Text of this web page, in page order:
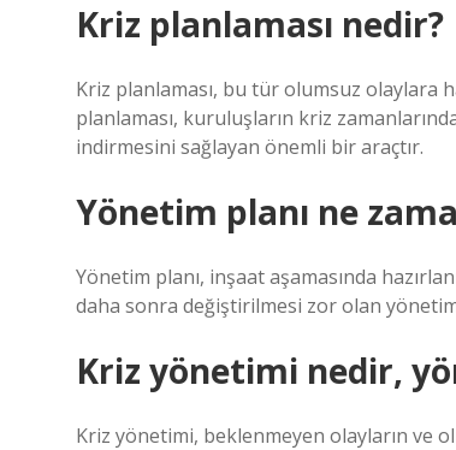
Kriz planlaması nedir?
Kriz planlaması, bu tür olumsuz olaylara
planlaması, kuruluşların kriz
indirmesini sağlayan önemli bir araçtır.
Yönetim planı ne
Yönetim planı, inşaat aşamasında
daha sonra değiştirilmesi zor olan yönetim
Kriz yönetimi nedir,
Kriz yönetimi, beklenmeyen olayların ve